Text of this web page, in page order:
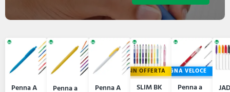
Penna A Penna a Penna A
IN OFFERTA
SLIM BK
CONSEGNA VELOCE
Penna a